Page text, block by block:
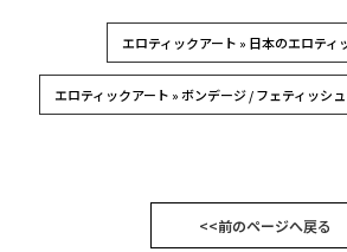
エロティックアート » 日本のエロティ
エロティックアート » ボンデージ / フェティッシ
<<前のページへ戻る